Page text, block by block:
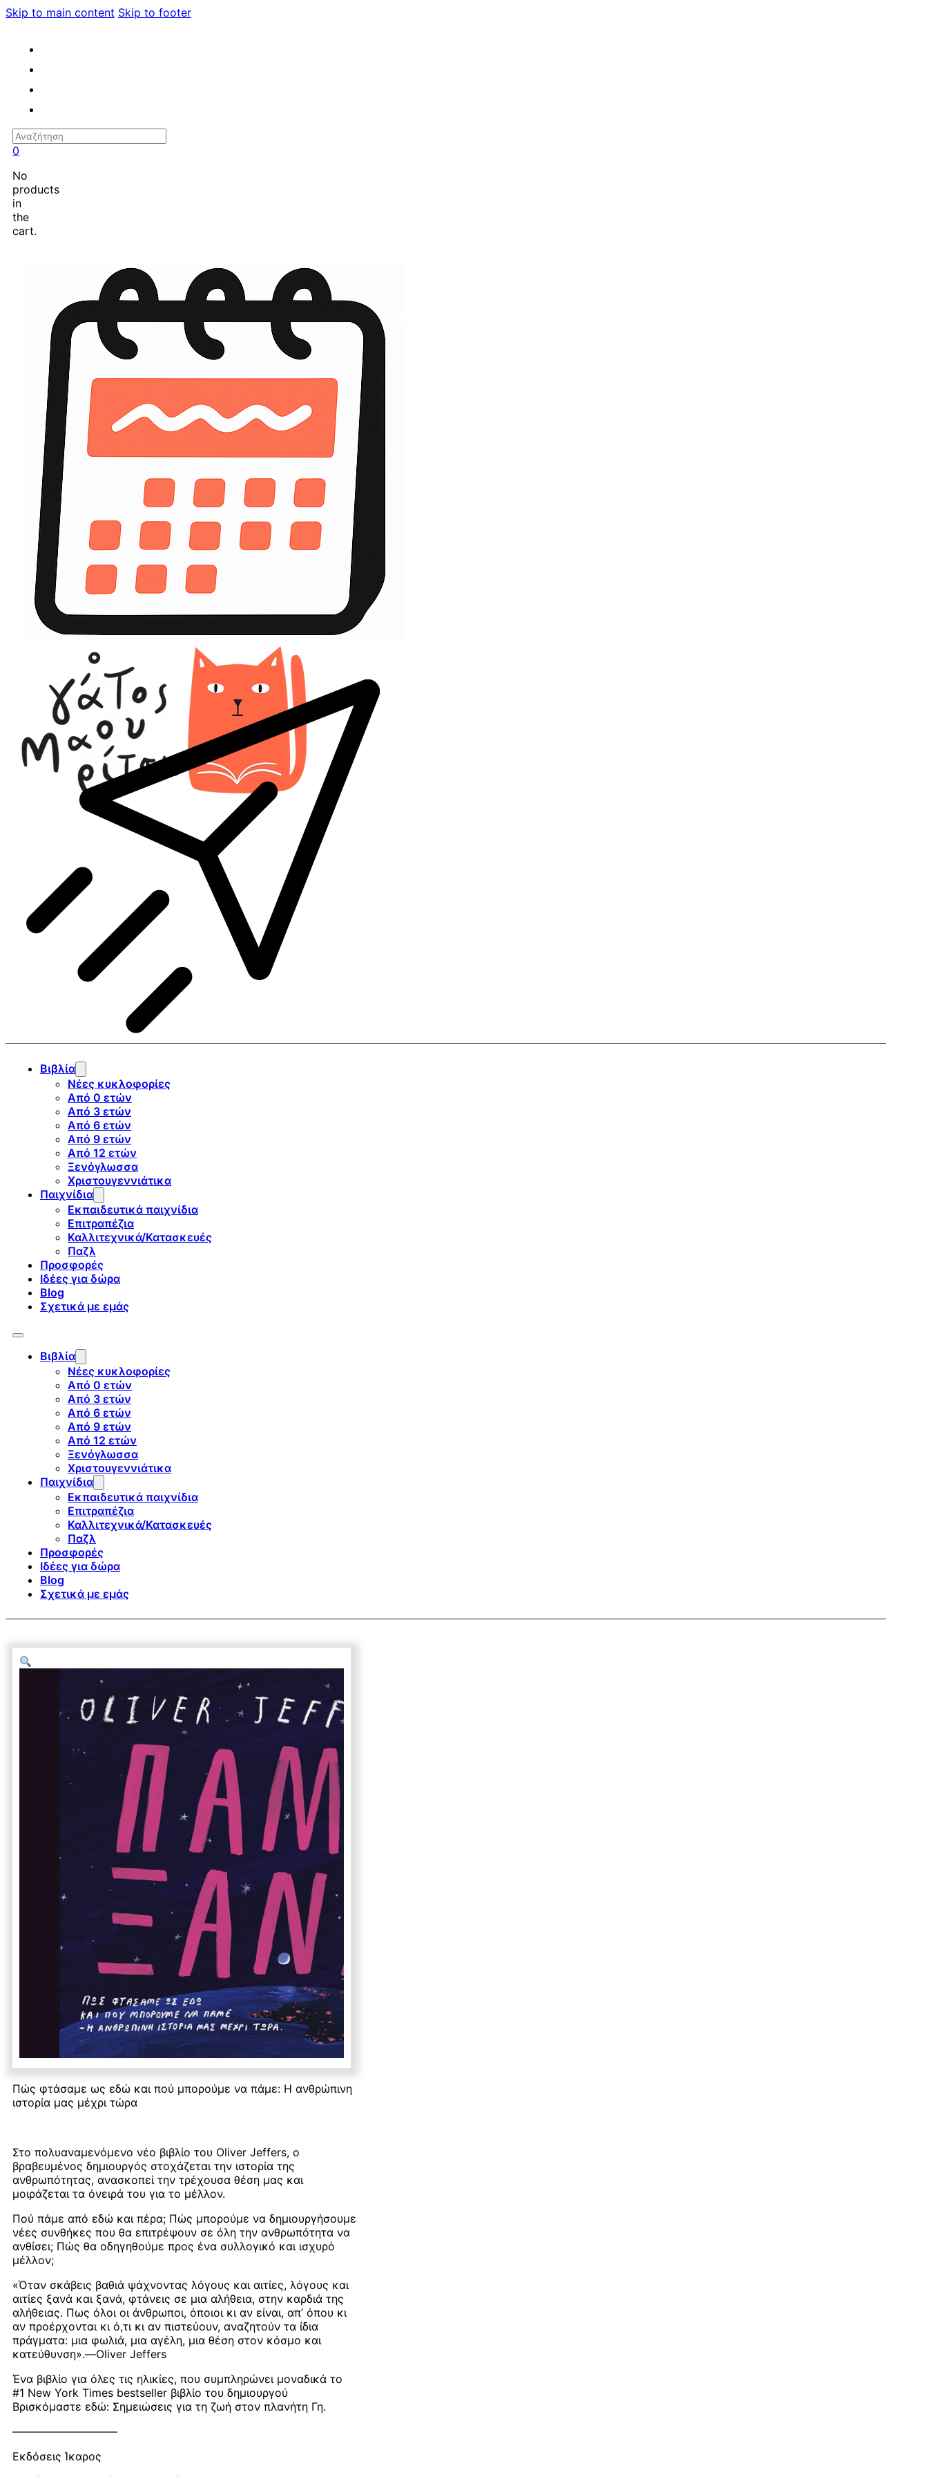
Skip to main content Skip to footer
Search
0
No
products
in
the
cart.
Βιβλία
Νέες κυκλοφορίες
Από 0 ετών
Από 3 ετών
Από 6 ετών
Από 9 ετών
Από 12 ετών
Ξενόγλωσσα
Χριστουγεννιάτικα
Παιχνίδια
Εκπαιδευτικά παιχνίδια
Επιτραπέζια
Καλλιτεχνικά/Κατασκευές
Παζλ
Προσφορές
Ιδέες για δώρα
Blog
Σχετικά με εμάς
Βιβλία
Νέες κυκλοφορίες
Από 0 ετών
Από 3 ετών
Από 6 ετών
Από 9 ετών
Από 12 ετών
Ξενόγλωσσα
Χριστουγεννιάτικα
Παιχνίδια
Εκπαιδευτικά παιχνίδια
Επιτραπέζια
Καλλιτεχνικά/Κατασκευές
Παζλ
Προσφορές
Ιδέες για δώρα
Blog
Σχετικά με εμάς
Πώς φτάσαμε ως εδώ και πού μπορούμε να πάμε: Η ανθρώπινη
ιστορία μας μέχρι τώρα
Στο πολυαναμενόμενο νέο βιβλίο του Oliver Jeffers, ο
βραβευμένος δημιουργός στοχάζεται την ιστορία της
ανθρωπότητας, ανασκοπεί την τρέχουσα θέση μας και
μοιράζεται τα όνειρά του για το μέλλον.
Πού πάμε από εδώ και πέρα; Πώς μπορούμε να δημιουργήσουμε
νέες συνθήκες που θα επιτρέψουν σε όλη την ανθρωπότητα να
ανθίσει; Πώς θα οδηγηθούμε προς ένα συλλογικό και ισχυρό
μέλλον;
«Όταν σκάβεις βαθιά ψάχνοντας λόγους και αιτίες, λόγους και
αιτίες ξανά και ξανά, φτάνεις σε μια αλήθεια, στην καρδιά της
αλήθειας. Πως όλοι οι άνθρωποι, όποιοι κι αν είναι, απ’ όπου κι
αν προέρχονται κι ό,τι κι αν πιστεύουν, αναζητούν τα ίδια
πράγματα: μια φωλιά, μια αγέλη, μια θέση στον κόσμο και
κατεύθυνση».―Oliver Jeffers
Ένα βιβλίο για όλες τις ηλικίες, που συμπληρώνει μοναδικά το
#1 New York Times bestseller βιβλίο του δημιουργού
Βρισκόμαστε εδώ: Σημειώσεις για τη ζωή στον πλανήτη Γη.
—————————–
Εκδόσεις Ίκαρος